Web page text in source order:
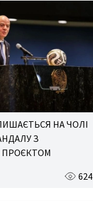
НА ЧОЛІ
З
624